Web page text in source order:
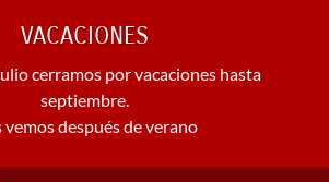
VACACIONES
cerramos por vacaciones hasta
septiembre.
vemos después de verano